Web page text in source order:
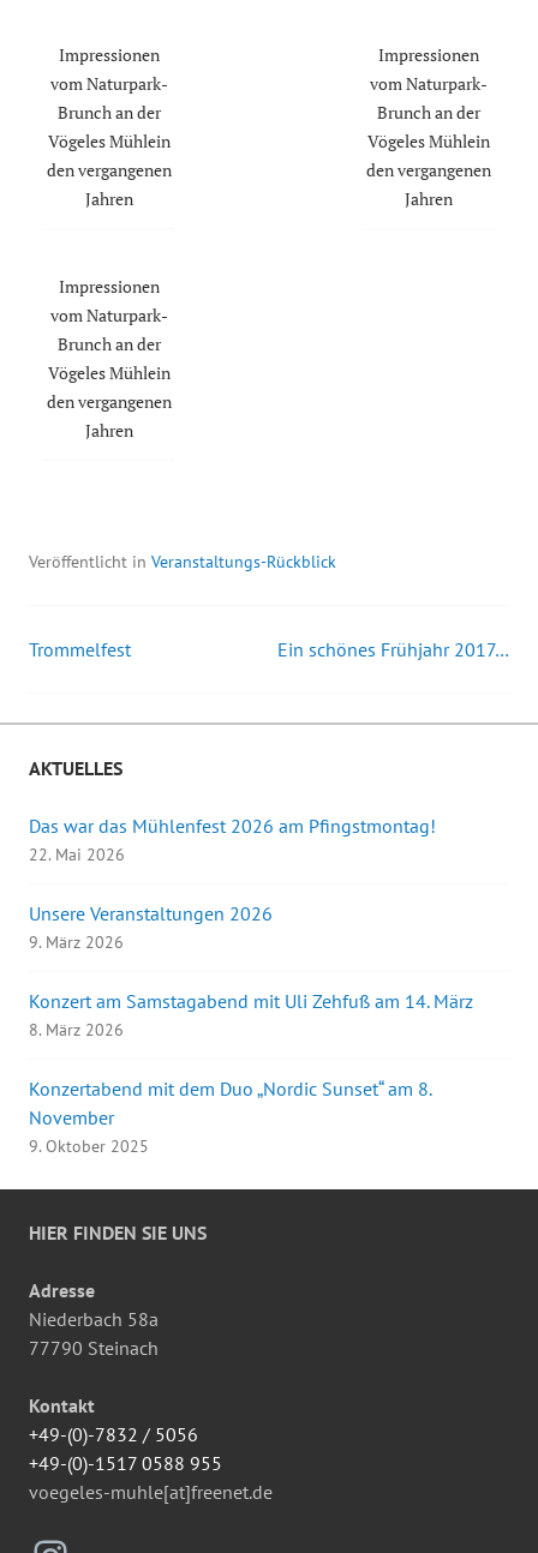
Impressionen
vom Naturpark-
Brunch an der
Vögeles Mühlein
den vergangenen
Jahren
Impressionen
vom Naturpark-
Brunch an der
Vögeles Mühlein
den vergangenen
Jahren
Impressionen
vom Naturpark-
Brunch an der
Vögeles Mühlein
den vergangenen
Jahren
Veröffentlicht in Veranstaltungs-Rückblick
Beitrags-
Navigation
Trommelfest Ein schönes Frühjahr 2017…
AKTUELLES
Das war das Mühlenfest 2026 am Pfingstmontag!
22. Mai 2026
Unsere Veranstaltungen 2026
9. März 2026
Konzert am Samstagabend mit Uli Zehfuß am 14. März
8. März 2026
Konzertabend mit dem Duo „Nordic Sunset“ am 8.
November
9. Oktober 2025
HIER FINDEN SIE UNS
Adresse
Niederbach 58a
77790 Steinach
Kontakt
+49-(0)-7832 / 5056
+49-(0)-1517 0588 955
voegeles-muhle[at]freenet.de